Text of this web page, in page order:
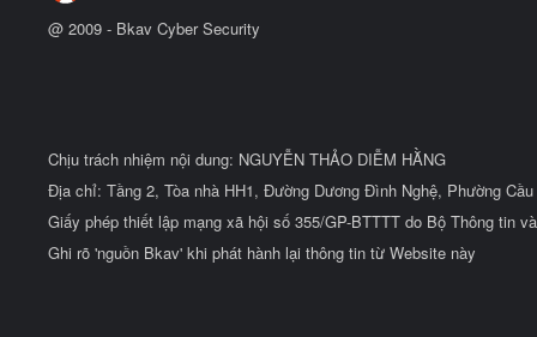
@ 2009 - Bkav Cyber Security
Chịu trách nhiệm nội dung: NGUYỄN THẢO DIỄM HẰNG
Địa chỉ: Tầng 2, Tòa nhà HH1, Đường Dương Đình Nghệ, Phường
Giấy phép thiết lập mạng xã hội số 355/GP-BTTTT do Bộ Thông tin
Ghi rõ 'nguồn Bkav' khi phát hành lại thông tin từ Website này